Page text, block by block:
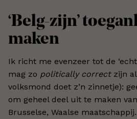
‘Belg-zijn’
maken
Ik richt me evenzeer tot de
mag zo politically correctzijn
volksmond doet z’n zinnetje):
om geheel deel uit te maken
Brusselse, Waalse